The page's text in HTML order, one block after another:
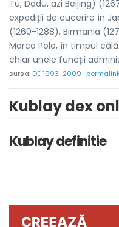
Tu, Dadu, azi Beijing)
expediții de cucerire în
(1260-1288), Birmania
Marco Polo, în timpul
chiar unele funcții
sursa:DE 1993-2009
Kublay dex
Kublay definitie